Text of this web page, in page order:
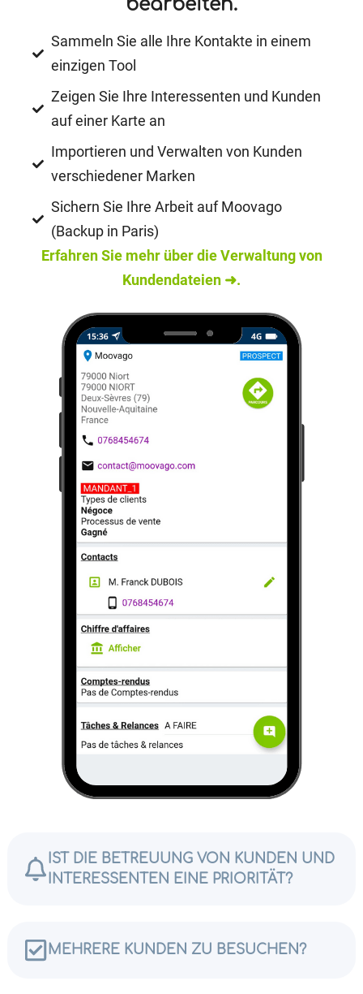
IST DIE BETREUUNG VON KUNDEN UND
INTERESSENTEN EINE PRIORITÄT?
MEHRERE KUNDEN ZU BESUCHEN?
bearbeiten.
Sammeln Sie alle Ihre Kontakte in einem
einzigen Tool
Zeigen Sie Ihre Interessenten und Kunden
auf einer Karte an
Importieren und Verwalten von Kunden
verschiedener Marken
Sichern Sie Ihre Arbeit auf Moovago
(Backup in Paris)
Erfahren Sie mehr über die Verwaltung von
Kundendateien ➜.